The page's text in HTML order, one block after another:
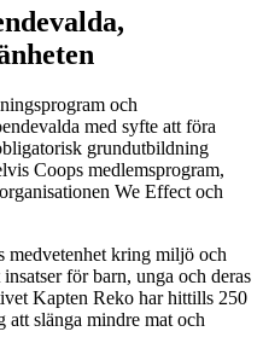
och
med syfte att föra
grundutbildning
Coops medlemsprogram,
We Effect och
medvetenhet kring miljö och
för barn, unga och deras
Kapten Reko har hittills 250
slänga mindre mat och